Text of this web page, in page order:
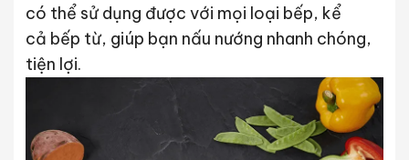
có thể sử dụng được với mọi loại bếp, kể
cả bếp từ, giúp bạn nấu nướng nhanh chóng,
tiện lợi.